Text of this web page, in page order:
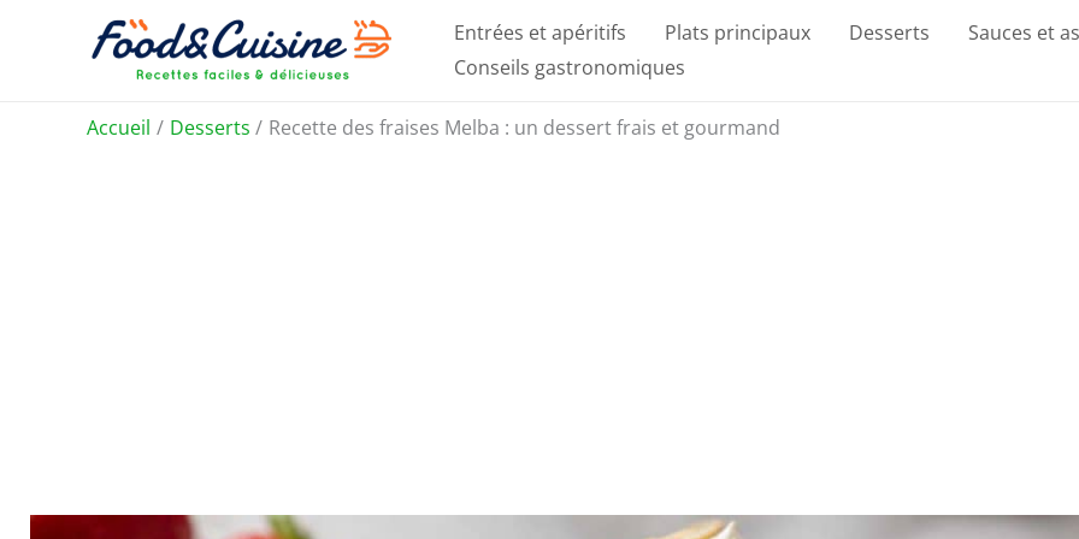
Entrées et apéritifs Plats principaux Desserts Sauces et
Conseils gastronomiques
Accueil Desserts Recette des fraises Melba : un dessert frais et gourmand